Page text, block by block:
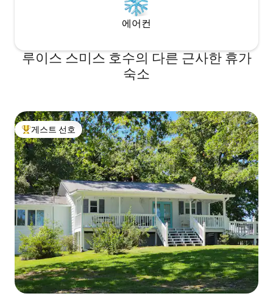
에어컨
루이스 스미스 호수의 다른 근사한 휴가
숙소
상위 게스트 선호
게스트 선호